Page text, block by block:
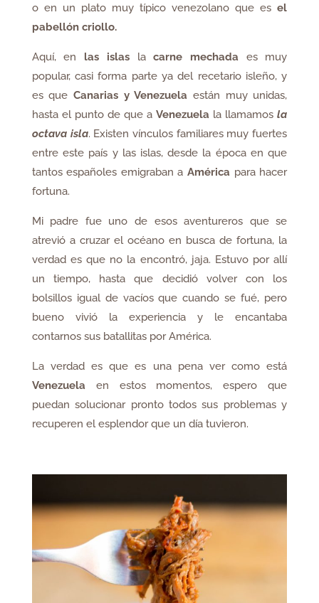
o en un plato muy típico venezolano que es el
pabellón criollo.
Aquí, en las islaslacarne mechada es muy
popular, casi forma parte ya del recetario isleño, y
es queCanarias y Venezuela están muy unidas,
hasta el punto de que aVenezuela la llamamos la
octava isla. Existen vínculos familiares muy fuertes
entre este país y las islas, desde la época en que
tantos españoles emigraban aAmérica para hacer
fortuna.
Mi padre fue uno de esos aventureros que se
atrevió a cruzar el océano en busca de fortuna, la
verdad es que no la encontró, jaja. Estuvo por allí
un tiempo, hasta que decidió volver con los
bolsillos igual de vacíos que cuando se fué, pero
bueno vivió la experiencia y le encantaba
contarnos sus batallitas por América.
La verdad es que es una pena ver como está
Venezuela en estos momentos, espero que
puedan solucionar pronto todos sus problemas y
recuperen el esplendor que un día tuvieron.